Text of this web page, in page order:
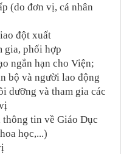
(do đơn vị, cá nhân
đột xuất
gia, phối hợp
ngắn hạn cho Viện;
bộ và người lao động
dưỡng và tham gia các
tin về Giáo Dục
học,...)